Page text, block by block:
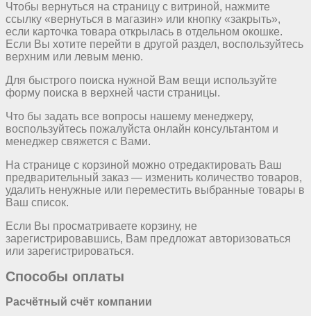
Чтобы вернуться на страницу с витриной, нажмите
ссылку «вернуться в магазин» или кнопку «закрыть»,
если карточка товара открылась в отдельном окошке.
Если Вы хотите перейти в другой раздел, воспользуйтесь
верхним или левым меню.
Для быстрого поиска нужной Вам вещи используйте
форму поиска в верхней части страницы.
Что бы задать все вопросы нашему менеджеру,
воспользуйтесь пожалуйста онлайн консультантом и
менеджер свяжется с Вами.
На странице с корзиной можно отредактировать Ваш
предварительный заказ — изменить количество товаров,
удалить ненужные или переместить выбранные товары в
Ваш список.
Если Вы просматриваете корзину, не
зарегистрировавшись, Вам предложат авторизоваться
или зарегистрироваться.
Способы оплаты
Расчётный счёт компании